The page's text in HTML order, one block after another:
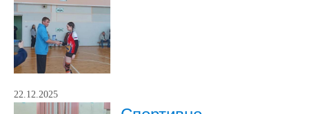
22.12.2025